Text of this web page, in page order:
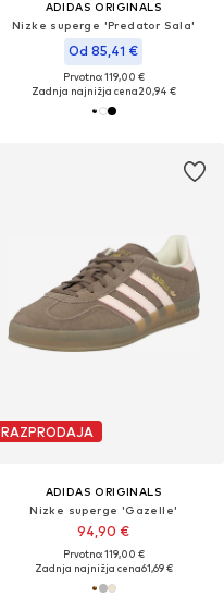
ADIDAS ORIGINALS
Nizke superge 'Predator Sala'
Od 85,41 €
Prvotno: 119,00 €
Zadnja najnižja cena20,94 €
RAZPRODAJA
ADIDAS ORIGINALS
Nizke superge 'Gazelle'
94,90 €
Prvotno: 119,00 €
Zadnja najnižja cena61,69 €